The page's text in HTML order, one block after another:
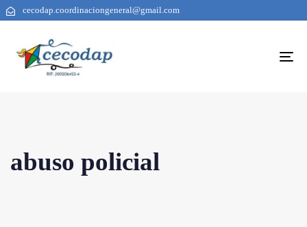
cecodap.coordinaciongeneral@gmail.com
abuso policial